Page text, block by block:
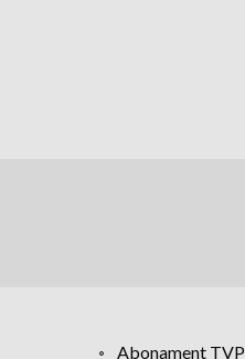
Abonament TVP